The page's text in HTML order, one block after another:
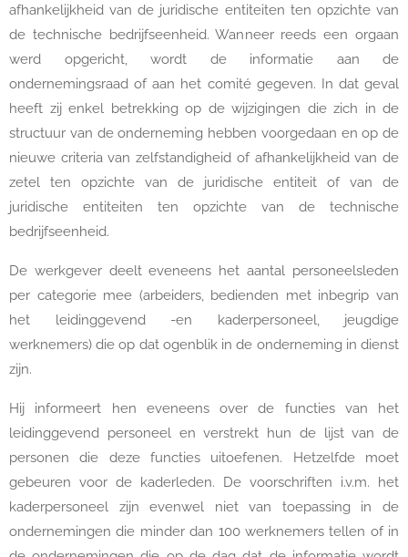
afhankelijkheid van de juridische entiteiten ten opzichte van
de technische bedrijfseenheid. Wanneer reeds een orgaan
werd opgericht, wordt de informatie aan de
ondernemingsraad of aan het comité gegeven. In dat geval
heeft zij enkel betrekking op de wijzigingen die zich in de
structuur van de onderneming hebben voorgedaan en op de
nieuwe criteria van zelfstandigheid of afhankelijkheid van de
zetel ten opzichte van de juridische entiteit of van de
juridische entiteiten ten opzichte van de technische
bedrijfseenheid.
De werkgever deelt eveneens het aantal personeelsleden
per categorie mee (arbeiders, bedienden met inbegrip van
het leidinggevend -en kaderpersoneel, jeugdige
werknemers) die op dat ogenblik in de onderneming in dienst
zijn.
Hij informeert hen eveneens over de functies van het
leidinggevend personeel en verstrekt hun de lijst van de
personen die deze functies uitoefenen. Hetzelfde moet
gebeuren voor de kaderleden. De voorschriften i.v.m. het
kaderpersoneel zijn evenwel niet van toepassing in de
ondernemingen die minder dan 100 werknemers tellen of in